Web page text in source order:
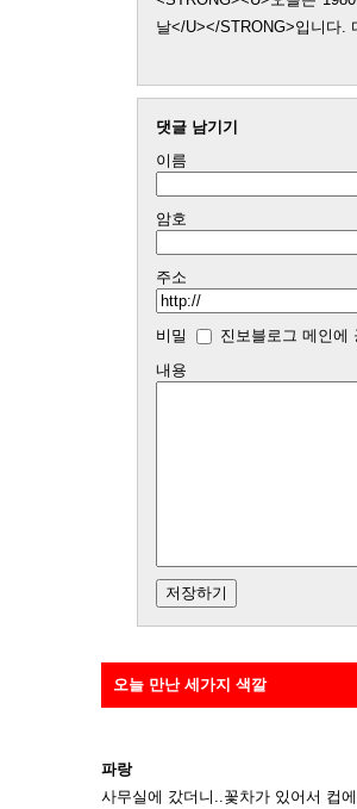
날</U></STRONG>입니다.
댓글 남기기
이름
암호
주소
비밀
진보블로그 메인에
내용
오늘 만난 세가지 색깔
파랑
사무실에 갔더니..꽃차가 있어서 컵